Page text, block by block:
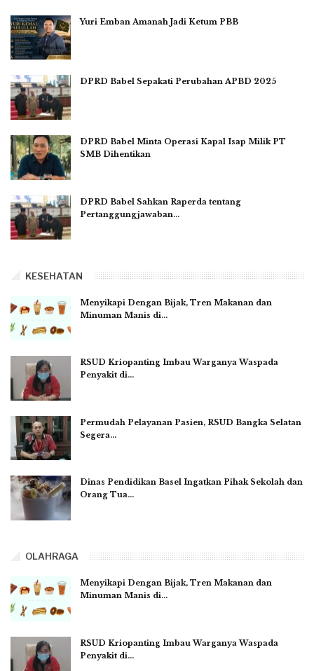
Yuri Emban Amanah Jadi Ketum PBB
DPRD Babel Sepakati Perubahan APBD 2025
DPRD Babel Minta Operasi Kapal Isap Milik PT
SMB Dihentikan
DPRD Babel Sahkan Raperda tentang
Pertanggungjawaban…
KESEHATAN
Menyikapi Dengan Bijak, Tren Makanan dan
Minuman Manis di…
RSUD Kriopanting Imbau Warganya Waspada
Penyakit di…
Permudah Pelayanan Pasien, RSUD Bangka Selatan
Segera…
Dinas Pendidikan Basel Ingatkan Pihak Sekolah dan
Orang Tua…
OLAHRAGA
Menyikapi Dengan Bijak, Tren Makanan dan
Minuman Manis di…
RSUD Kriopanting Imbau Warganya Waspada
Penyakit di…